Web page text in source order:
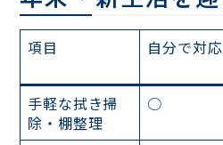
項目 自分で対応
手軽な拭き掃
除・棚整理
○